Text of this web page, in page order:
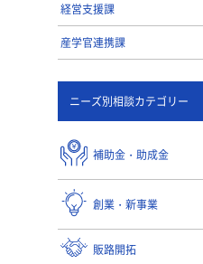
経営支援課
産学官連携課
ニーズ別相談カテゴリー
補助金・助成金
創業・新事業
販路開拓